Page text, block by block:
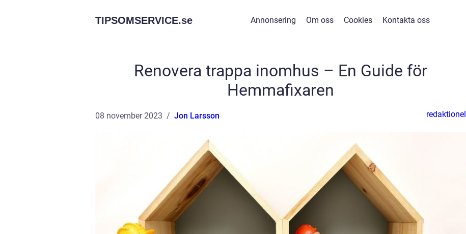
TIPSOMSERVICE.se Annonsering Om oss Cookies Kontakta oss
Renovera trappa inomhus – En Guide för
Hemmafixaren
08 november 2023 Jon Larsson redaktionel